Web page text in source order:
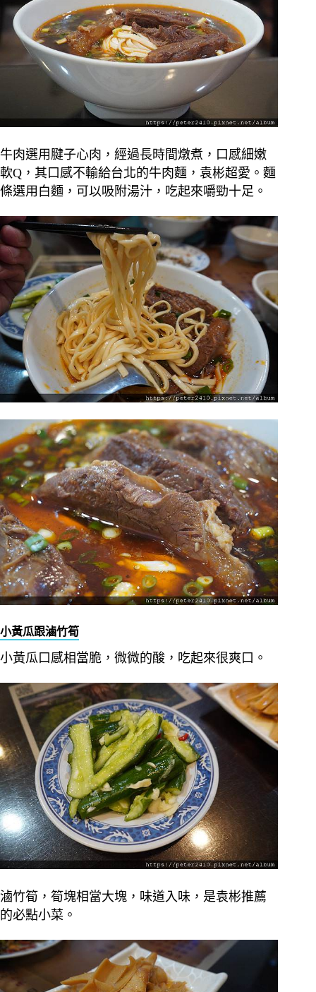
牛肉選用腱子心肉，經過長時間燉煮，口感細嫩
軟Q，其口感不輸給台北的牛肉麵，袁彬超愛。麵
條選用白麵，可以吸附湯汁，吃起來嚼勁十足。
小黃瓜跟滷竹筍
小黃瓜口感相當脆，微微的酸，吃起來很爽口。
滷竹筍，筍塊相當大塊，味道入味，是袁彬推薦
的必點小菜。